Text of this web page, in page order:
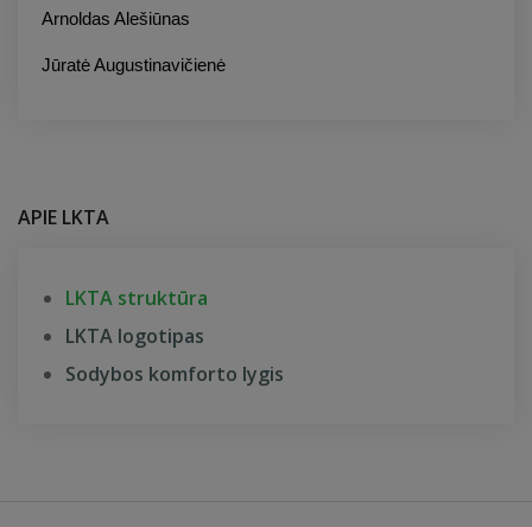
Arnoldas Alešiūnas
Jūratė Augustinavičienė
APIE LKTA
LKTA struktūra
LKTA logotipas
Sodybos komforto lygis